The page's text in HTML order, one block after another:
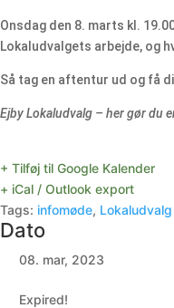
Onsdag den 8. marts kl.
Lokaludvalgets arbejde, og
Så tag en aftentur ud og få
Ejby Lokaludvalg – her gør du
+ Tilføj til Google Kalender
+ iCal / Outlook export
Tags: infomøde, Lokaludvalg
Dato
08. mar, 2023
Expired!